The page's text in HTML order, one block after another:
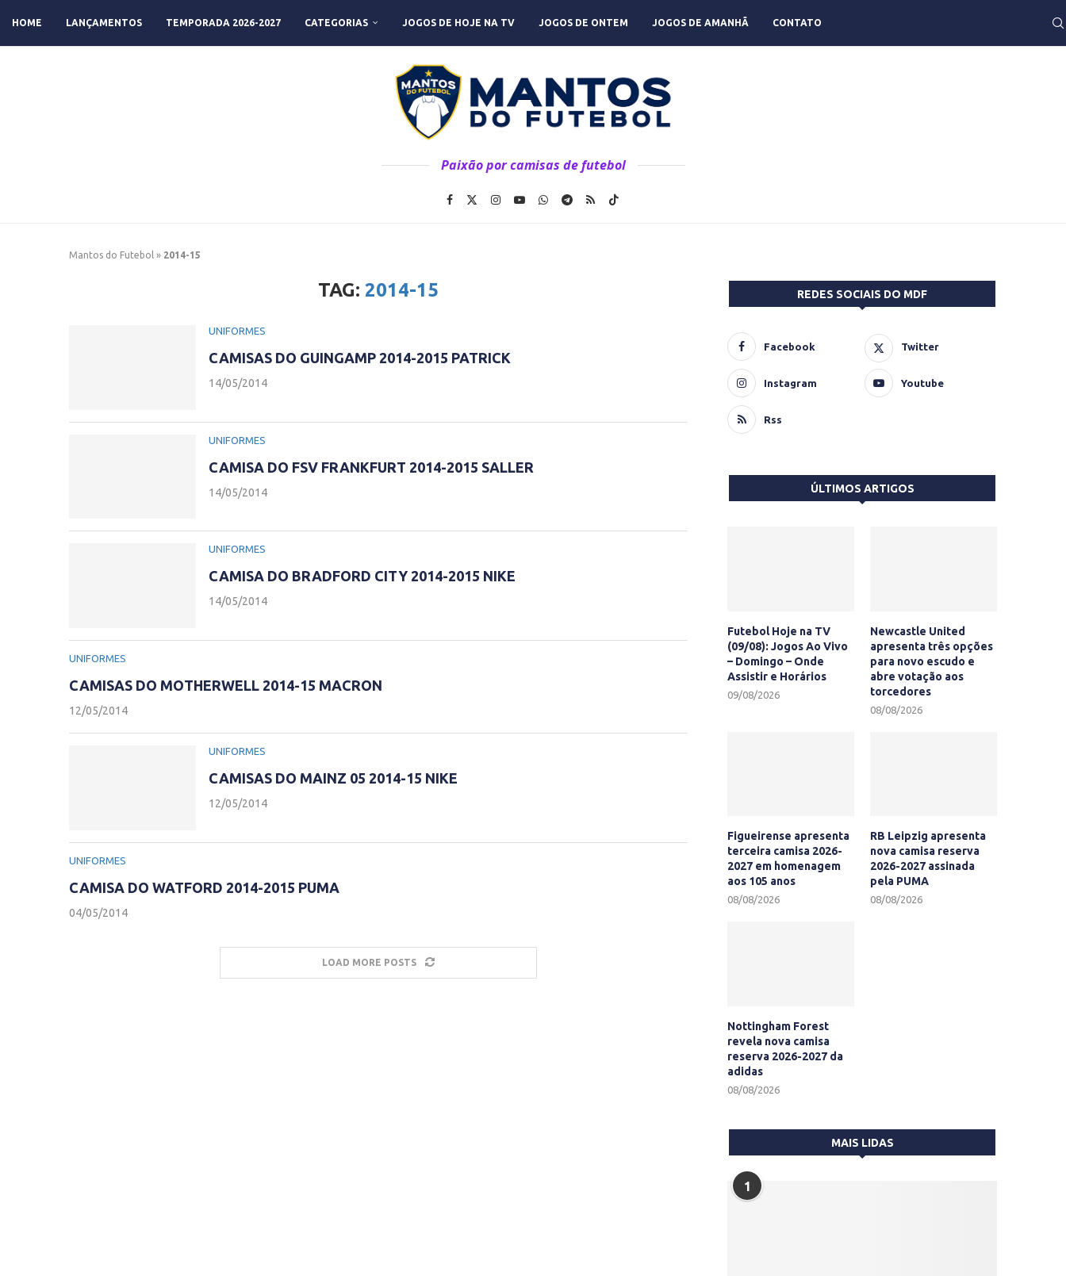
HOME LANÇAMENTOS TEMPORADA 2026-2027 CATEGORIAS JOGOS DE HOJE NA TV JOGOS DE ONTEM JOGOS DE AMANHÃ CONTATO
Paixão por camisas de futebol
Mantos do Futebol » 2014-15
TAG: 2014-15
UNIFORMES
CAMISAS DO GUINGAMP 2014-2015 PATRICK
14/05/2014
UNIFORMES
CAMISA DO FSV FRANKFURT 2014-2015 SALLER
14/05/2014
UNIFORMES
CAMISA DO BRADFORD CITY 2014-2015 NIKE
14/05/2014
UNIFORMES
CAMISAS DO MOTHERWELL 2014-15 MACRON
12/05/2014
UNIFORMES
CAMISAS DO MAINZ 05 2014-15 NIKE
12/05/2014
UNIFORMES
CAMISA DO WATFORD 2014-2015 PUMA
04/05/2014
LOAD MORE POSTS
REDES SOCIAIS DO MDF
Facebook Twitter
Instagram Youtube
Rss
ÚLTIMOS ARTIGOS
Futebol Hoje na TV
(09/08): Jogos Ao Vivo
– Domingo – Onde
Assistir e Horários
09/08/2026
Newcastle United
apresenta três opções
para novo escudo e
abre votação aos
torcedores
08/08/2026
Figueirense apresenta
terceira camisa 2026-
2027 em homenagem
aos 105 anos
08/08/2026
RB Leipzig apresenta
nova camisa reserva
2026-2027 assinada
pela PUMA
08/08/2026
Nottingham Forest
revela nova camisa
reserva 2026-2027 da
adidas
08/08/2026
MAIS LIDAS
1